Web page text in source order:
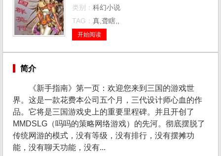
类别： 科幻小说
TAG： 真,聋瞎,,
开始阅读
简介
《新手指南》第一页：欢迎您来到三国的游戏世
界。这是一款花费本公司五个月，三代设计师心血的作
品。它将是三国游戏史上的重要里程碑。并且开创了
MMDSLG（吗吗的策略网络游戏）的先河。彻底摆脱了
传统网游的模式，没有等级，没有排行，没有摆摊功
能，没有聊天功能，没有...